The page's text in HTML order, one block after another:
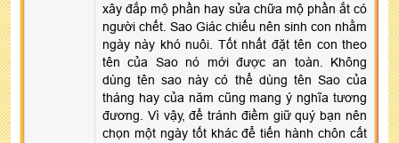
xây đắp mộ phần hay sửa chữa mộ phần ắt có
người chết. Sao Giác chiếu nên sinh con nhằm
ngày này khó nuôi. Tốt nhất đặt tên con theo
tên của Sao nó mới được an toàn. Không
dùng tên sao này có thể dùng tên Sao của
tháng hay của năm cũng mang ý nghĩa tương
đương. Vì vậy, để tránh điềm giữ quý bạn nên
chọn một ngày tốt khác để tiến hành chôn cất